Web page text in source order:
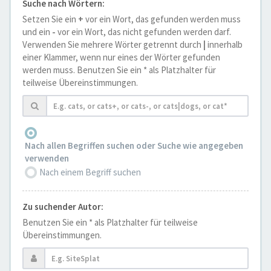
Suche nach Wörtern:
Setzen Sie ein + vor ein Wort, das gefunden werden muss
und ein - vor ein Wort, das nicht gefunden werden darf.
Verwenden Sie mehrere Wörter getrennt durch | innerhalb
einer Klammer, wenn nur eines der Wörter gefunden
werden muss. Benutzen Sie ein * als Platzhalter für
teilweise Übereinstimmungen.
Nach allen Begriffen suchen oder Suche wie angegeben
verwenden
Nach einem Begriff suchen
Zu suchender Autor:
Benutzen Sie ein * als Platzhalter für teilweise
Übereinstimmungen.